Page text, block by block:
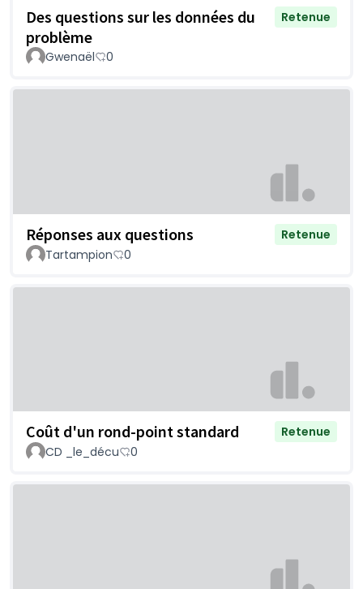
Des questions sur les données du
problème
Retenue
Gwenaël 0
Réponses aux questions
Retenue
Tartampion
0
Coût d'un rond-point standard
Retenue
CD _le_décu
0